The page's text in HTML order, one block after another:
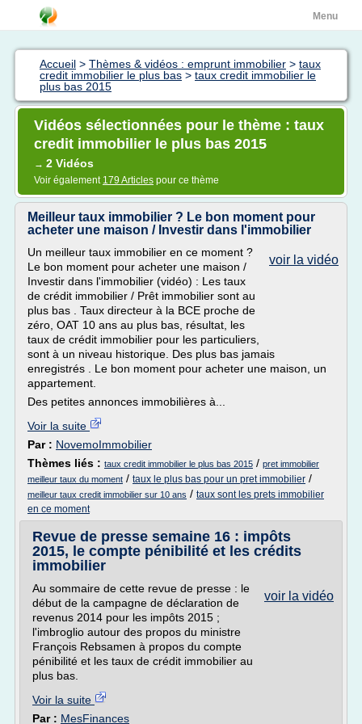
Menu
Accueil > Thèmes & vidéos : emprunt immobilier > taux
credit immobilier le plus bas > taux credit immobilier le
plus bas 2015
Vidéos sélectionnées pour le thème : taux
credit immobilier le plus bas 2015
→ 2 Vidéos
Voir également 179 Articles pour ce thème
Meilleur taux immobilier ? Le bon moment pour
acheter une maison / Investir dans l'immobilier
voir la vidéo
Un meilleur taux immobilier en ce moment ?
Le bon moment pour acheter une maison /
Investir dans l'immobilier (vidéo) : Les taux
de crédit immobilier / Prêt immobilier sont au
plus bas . Taux directeur à la BCE proche de
zéro, OAT 10 ans au plus bas, résultat, les
taux de crédit immobilier pour les particuliers,
sont à un niveau historique. Des plus bas jamais
enregistrés . Le bon moment pour acheter une maison, un
appartement.
Des petites annonces immobilières à...
Voir la suite
Par : NovemoImmobilier
Thèmes liés : taux credit immobilier le plus bas 2015 / pret immobilier
meilleur taux du moment / taux le plus bas pour un pret immobilier /
meilleur taux credit immobilier sur 10 ans / taux sont les prets immobilier
en ce moment
Revue de presse semaine 16 : impôts
2015, le compte pénibilité et les crédits
immobilier
voir la vidéo
Au sommaire de cette revue de presse : le
début de la campagne de déclaration de
revenus 2014 pour les impôts 2015 ;
l'imbroglio autour des propos du ministre
François Rebsamen à propos du compte
pénibilité et les taux de crédit immobilier au
plus bas.
Voir la suite
Par : MesFinances